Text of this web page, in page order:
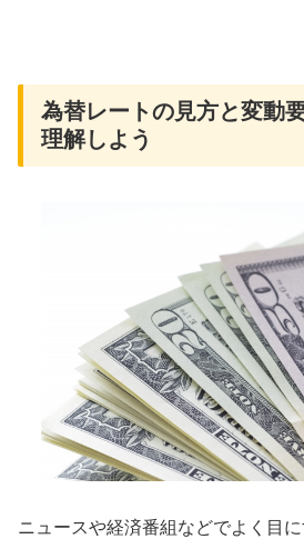
為替レートの見方と変動
理解しよう
ニュースや経済番組などでよく目に